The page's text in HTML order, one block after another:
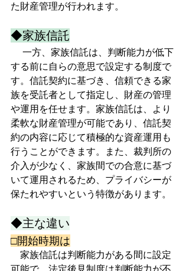
た財産管理が行われます。
◆家族信託
一方、家族信託は、判断能力が低下
する前に自らの意思で設定する制度で
す。信託契約に基づき、信頼できる家
族を受託者として指定し、財産の管理
や運用を任せます。家族信託は、より
柔軟な財産管理が可能であり、信託契
約の内容に応じて積極的な資産運用も
行うことができます。また、裁判所の
介入が少なく、家族間での合意に基づ
いて運用されるため、プライバシーが
保たれやすいという特徴があります。
◆主な違い
□開始時期は
家族信託は判断能力がある間に設定